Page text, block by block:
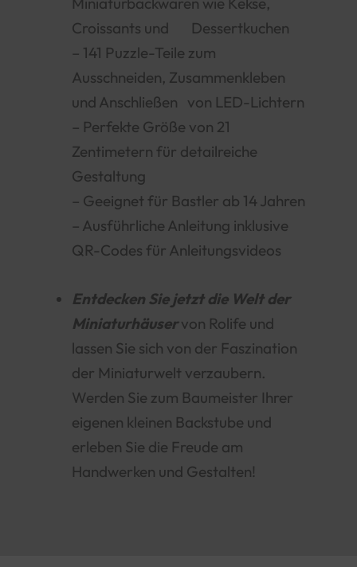
Croissants und Dessertkuchen
– 141 Puzzle-Teile zum
Ausschneiden, Zusammenkleben
und Anschließen von LED-Lichtern
– Perfekte Größe von 21
Zentimetern für detailreiche
Gestaltung
– Geeignet für Bastler ab 14 Jahren
– Ausführliche Anleitung inklusive
QR-Codes für Anleitungsvideos
Entdecken Sie jetzt die Welt der
Miniaturhäuservon Rolife und
lassen Sie sich von der Faszination
der Miniaturwelt verzaubern.
Werden Sie zum Baumeister Ihrer
eigenen kleinen Backstube und
erleben Sie die Freude am
Handwerken und Gestalten!